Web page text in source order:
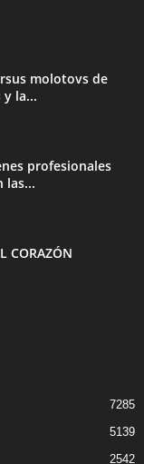
molotovs de
la...
profesionales
las...
CORAZÓN
7285
5139
2542